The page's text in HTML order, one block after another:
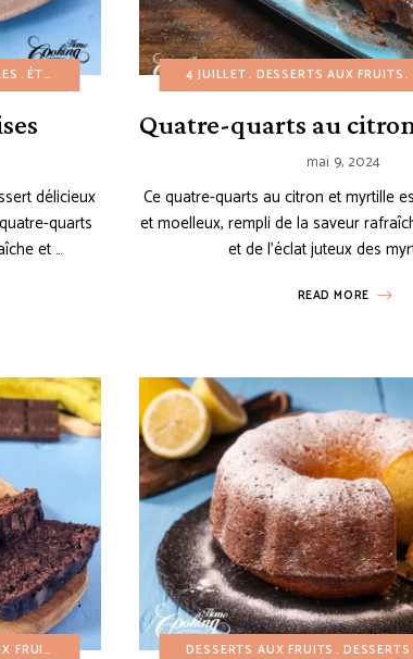
ÉTÉ GÂTEAUX GÂTEAUX ET BUNDT CAKES PETIT-
délicieux
quarts
et …
4 JUILLET DESSERTS AUX FRUITS
Quatre-quarts au
mai 9, 2024
Ce quatre-quarts au citron et myrtille
et moelleux, rempli de la saveur
et de l’éclat juteux des
READ MORE
DESSERTS FACILES GÂTEAUX ET BUNDT CAKES
DESSERTS AUX FRUITS